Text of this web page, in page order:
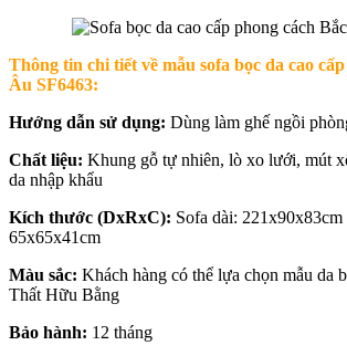
Thông tin chi tiết về mẫu sofa bọc da cao
Âu SF6463:
Hướng dẫn sử dụng: Dùng làm ghế ngồi
Chất liệu: Khung gỗ tự nhiên, lò xo lưới, mút
da nhập khẩu
Kích thước (DxRxC): Sofa dài: 221x90x83cm
65x65x41cm
Màu sắc: Khách hàng có thể lựa chọn mẫu da
Thất Hữu Bằng
Bảo hành: 12 tháng